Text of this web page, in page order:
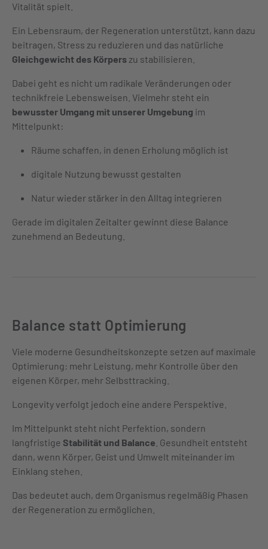
Vitalität spielt.
Ein Lebensraum, der Regeneration unterstützt, kann dazu
beitragen, Stress zu reduzieren und das natürliche
Gleichgewicht des Körpers zu stabilisieren.
Dabei geht es nicht um radikale Veränderungen oder
technikfreie Lebensweisen. Vielmehr steht ein
bewusster Umgang mit unserer Umgebung im
Mittelpunkt:
Räume schaffen, in denen Erholung möglich ist
digitale Nutzung bewusst gestalten
Natur wieder stärker in den Alltag integrieren
Gerade im digitalen Zeitalter gewinnt diese Balance
zunehmend an Bedeutung.
Balance statt Optimierung
Viele moderne Gesundheitskonzepte setzen auf maximale
Optimierung: mehr Leistung, mehr Kontrolle über den
eigenen Körper, mehr Selbsttracking.
Longevity verfolgt jedoch eine andere Perspektive.
Im Mittelpunkt steht nicht Perfektion, sondern
langfristige Stabilität und Balance . Gesundheit entsteht
dann, wenn Körper, Geist und Umwelt miteinander im
Einklang stehen.
Das bedeutet auch, dem Organismus regelmäßig Phasen
der Regeneration zu ermöglichen.